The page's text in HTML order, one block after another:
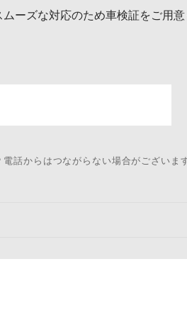
ーズな対応のため車検証をご用意
話からはつながらない場合がございます